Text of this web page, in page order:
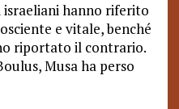
israeliani hanno riferito
e vitale, benché
riportato il contrario.
Musa ha perso